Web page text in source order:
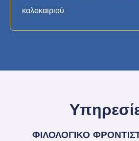
καλοκαιριού.
ΦΙΛΟΛΟΓΙΚΟ